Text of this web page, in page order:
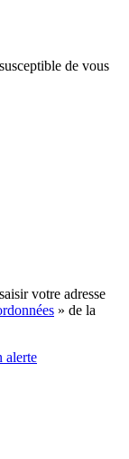
de vous
votre adresse
» de la
alerte